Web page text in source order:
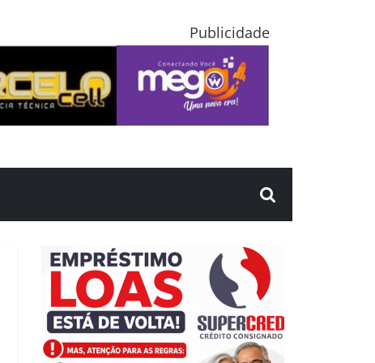
Publicidade